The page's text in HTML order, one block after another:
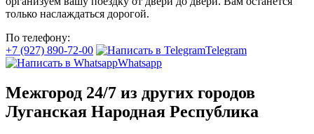
только наслаждаться дорогой.
По телефону:
+7 (927) 890-72-00
Telegram
Whatsapp
Межгород 24/7 из других городов
Луганская Народная Республика